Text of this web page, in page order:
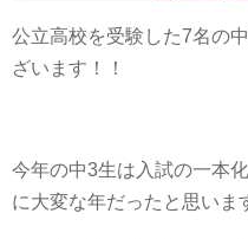
公立高校を受験した7名の
ざいます！！
今年の中3生は入試の一本
に大変な年だったと思いま